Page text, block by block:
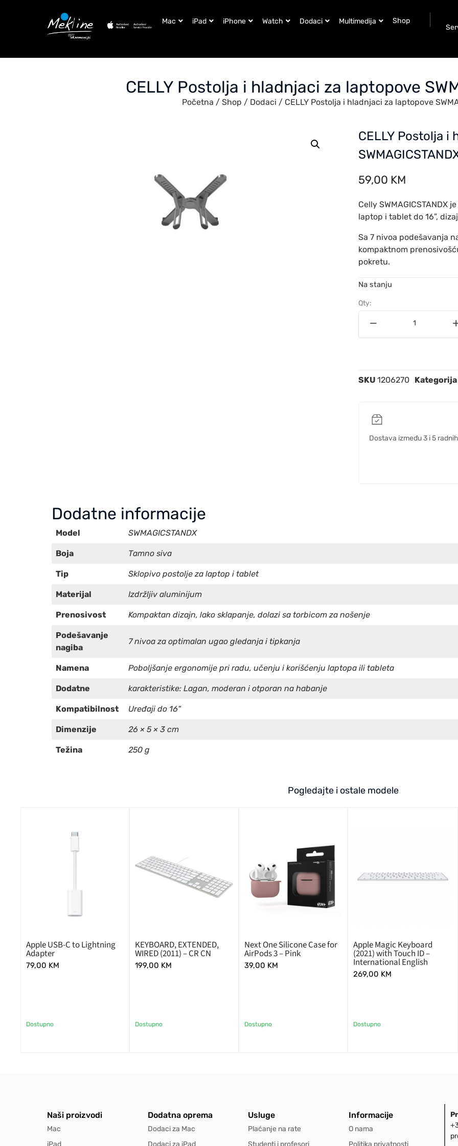
Mac iPad iPhone Watch Dodaci Multimedija Shop
CELLY Postolja i hladnjaci za laptopove
Početna / Shop / Dodaci / CELLY Postolja i hladnjaci za laptopove
CELLY Postolja i
59,00 KM
Celly SWMAGICSTANDX
laptop i tablet do 16”,
Sa 7 nivoa podešavanja
kompaktnom
pokretu.
Na stanju
Qty:
SKU 1206270 Kategorija
Dostava između 3 i 5
Dodatne informacije
Model SWMAGICSTANDX
Boja Tamno siva
Tip Sklopivo postolje za laptop i tablet
Materijal Izdržljiv aluminijum
Prenosivost Kompaktan dizajn, lako sklapanje, dolazi sa torbicom za nošenje
Podešavanje
nagiba
7 nivoa za optimalan ugao gledanja i tipkanja
Namena Poboljšanje ergonomije pri radu, učenju i korišćenju laptopa ili tableta
Dodatne karakteristike: Lagan, moderan i otporan na habanje
Kompatibilnost Uređaji do 16"
Dimenzije 26 × 5 × 3 cm
Težina 250 g
Pogledajte i ostale modele
Apple USB-C to Lightning
Adapter
79,00 KM
Dostupno
KEYBOARD, EXTENDED,
WIRED (2011) – CR CN
199,00 KM
Dostupno
Next One Silicone Case for
AirPods 3 – Pink
39,00 KM
Dostupno
Apple Magic Keyboard
(2021) with Touch ID –
International English
269,00 KM
Dostupno
Naši proizvodi
Mac
iPad
Dodatna oprema
Dodaci za Mac
Dodaci za iPad
Usluge
Plaćanje na rate
Studenti i profesori
Informacije
O nama
Politika privatnosti